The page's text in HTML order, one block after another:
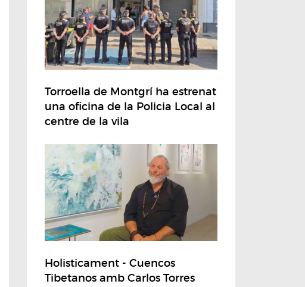
Torroella de Montgrí ha estrenat
una oficina de la Policia Local al
centre de la vila
Holisticament - Cuencos
Tibetanos amb Carlos Torres